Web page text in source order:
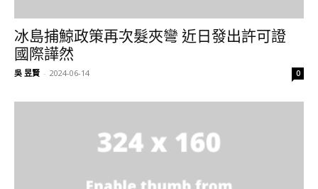
冰島捕鯨政策再次髮夾彎 近日發出許可證
國際譁然
吳 昱賢 - 2024-06-14 0